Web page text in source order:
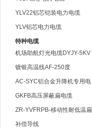
YLV22铝芯铠装电力电缆
YLV铝芯电力电缆
特种电缆
机场助航灯光电缆DYJY-5KV
1*6
镀银高温线AF-250度
AC-SYC铝合金升降机专用电
缆
GKFB高压屏蔽扁电缆
ZR-YVFRPB-移动性耐低温扁
电缆
补偿导线